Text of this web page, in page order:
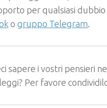
per qualsiasi
o gruppo Telegram.
sapere i vostri pensieri
Per favore